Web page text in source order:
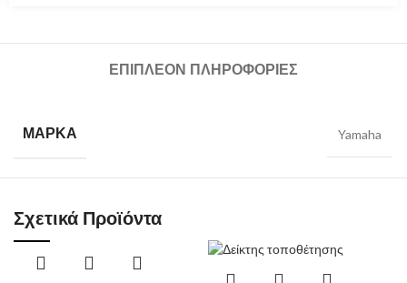
ΕΠΙΠΛΈΟΝ ΠΛΗΡΟΦΟΡΊΕΣ
ΜΆΡΚΑ Yamaha
Σχετικά Προϊόντα